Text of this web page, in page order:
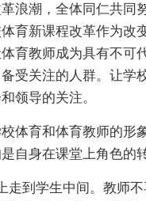
浪潮，全体同仁共同
育新课程改革作为改
育教师成为具有不可
受关注的人群。让学
领导的关注。
体育和体育教师的形
自身在课堂上角色的
走到学生中间。教师